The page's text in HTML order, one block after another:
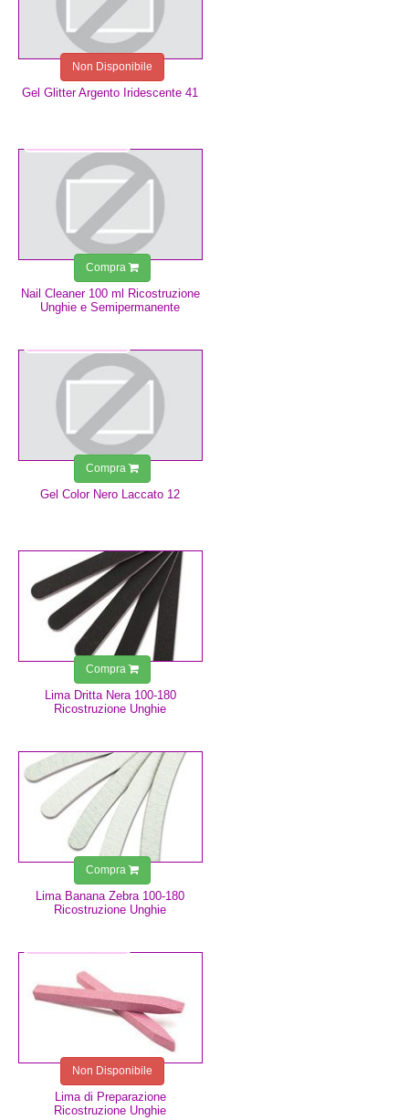
Gel Glitter Argento Iridescente 41
Non Disponibile
Nail Cleaner 100 ml Ricostruzione
Unghie e Semipermanente
Compra
Gel Color Nero Laccato 12
Compra
Lima Dritta Nera 100-180
Ricostruzione Unghie
Compra
Lima Banana Zebra 100-180
Ricostruzione Unghie
Compra
Lima di Preparazione
Ricostruzione Unghie
Non Disponibile